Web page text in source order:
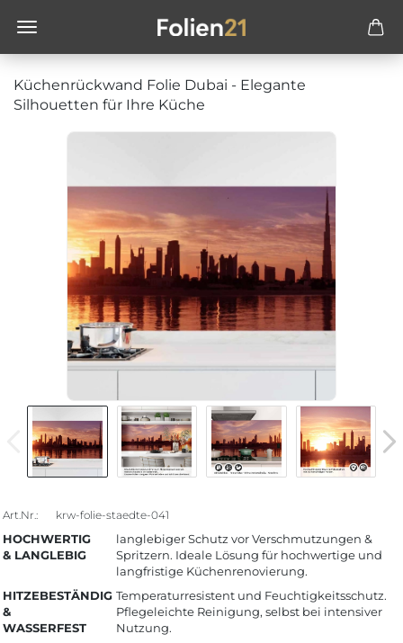
Küchenrückwand Folie Dubai - Elegante
Silhouetten für Ihre Küche
Art.Nr.: krw-folie-staedte-041
HOCHWERTIG
& LANGLEBIG
langlebiger Schutz vor Verschmutzungen &
Spritzern. Ideale Lösung für hochwertige und
langfristige Küchenrenovierung.
HITZEBESTÄNDIG
&
WASSERFEST
Temperaturresistent und Feuchtigkeitsschutz.
Pflegeleichte Reinigung, selbst bei intensiver
Nutzung.